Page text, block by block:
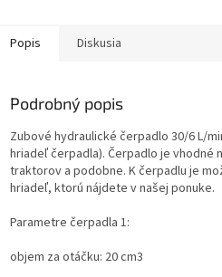
Popis Diskusia
Podrobný popis
Zubové hydraulické čerpadlo 30/6 L/
hriadeľ čerpadla). Čerpadlo je vhodné
traktorov a podobne. K čerpadlu je
hriadeľ, ktorú nájdete v našej ponuke.
Parametre čerpadla 1:
objem za otáčku: 20 cm3